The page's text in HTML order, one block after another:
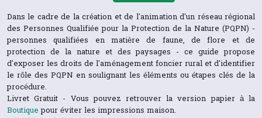
Dans le cadre de la création et de l'animation d'un réseau régional
des Personnes Qualifiée pour la Protection de la Nature (PQPN) -
personnes qualifiées en matière de faune, de flore et de
protection de la nature et des paysages - ce guide propose
d'exposer les droits de l'aménagement foncier rural et d'identifier
le rôle des PQPN en soulignant les éléments ou étapes clés de la
procédure.
Livret Gratuit - Vous pouvez retrouver la version papier à la
Boutiquepour éviter les impressions maison.